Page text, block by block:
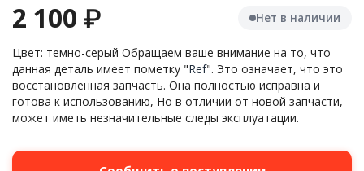
2 100 ₽
Цвет: темно-серый Обращаем ваше внимание на то, что
данная деталь имеет пометку "Ref". Это означает, что это
восстановленная запчасть. Она полностью исправна и
готова к использованию, Но в отличии от новой запчасти,
может иметь незначительные следы эксплуатации.
Нет в наличии